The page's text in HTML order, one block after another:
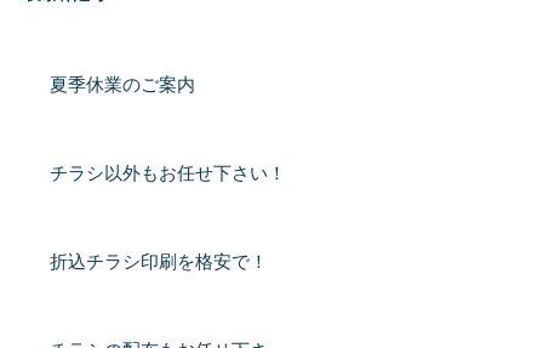
夏季休業のご案内
チラシ以外もお任せ下さい！
折込チラシ印刷を格安で！